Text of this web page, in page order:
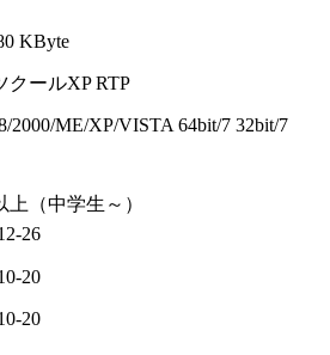
KByte
クールXP RTP
2000/ME/XP/VISTA 64bit/7 32bit/7
上（中学生～）
26
20
20